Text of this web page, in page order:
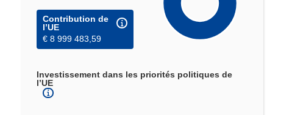
Contribution de
l’UE
€ 8 999 483,59
Investissement dans les priorités politiques de
l’UE